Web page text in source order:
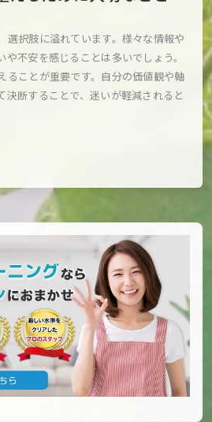
選択肢に溢れています。様々な情報や
不安を感じることは多いでしょう。
ることが重要です。自分の価値観や軸
決断することで、迷いが軽減されると